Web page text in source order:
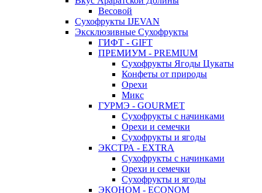
Весовой
Сухофрукты IJEVAN
Эксклюзивные Сухофрукты
ГИФТ - GIFT
ПРЕМИУМ - PREMIUM
Сухофрукты Ягоды Цукаты
Конфеты от природы
Орехи
Микс
ГУРМЭ - GOURMET
Сухофрукты с начинками
Орехи и семечки
Сухофрукты и ягоды
ЭКСТРА - EXTRA
Сухофрукты с начинками
Орехи и семечки
Сухофрукты и ягоды
ЭКОНОМ - ECONOM